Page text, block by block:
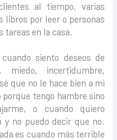
al tiempo, varias
libros por leer o personas
tareas en la casa.
siento deseos de
incertidumbre,
que no le hace bien a mi
tengo hambre sino
o cuando quiero
y no puedo decir que no.
es cuando más terrible